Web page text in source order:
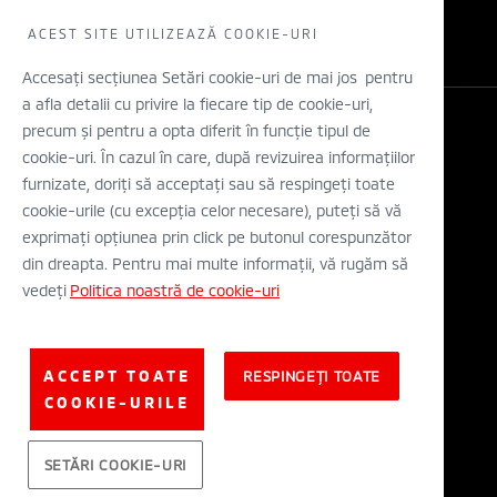
Concept cars
Stiri
Retea dealeri
Descarca o brosura
Configurator
Legal si Protectia Datelor cu Caracter Personal
Termeni si conditii
A.N.P.C.
Eticheta Europeana a Anvelopelor
Solutionarea alternativa a litigiilor
Solutionarea online a litigiilor
ACEST SITE UTILIZEAZĂ COOKIE-URI
Accesați secțiunea Setări cookie-uri de mai jos pentru
a afla detalii cu privire la fiecare tip de cookie-uri,
precum și pentru a opta diferit în funcție tipul de
cookie-uri. În cazul în care, după revizuirea informațiilor
furnizate, doriți să acceptați sau să respingeți toate
cookie-urile (cu excepția celor necesare), puteți să vă
exprimați opțiunea prin click pe butonul corespunzător
din dreapta. Pentru mai multe informații, vă rugăm să
vedeți Politica noastră de cookie-uri
ACCEPT TOATE
COOKIE-URILE
RESPINGEȚI TOATE
SETĂRI COOKIE-URI